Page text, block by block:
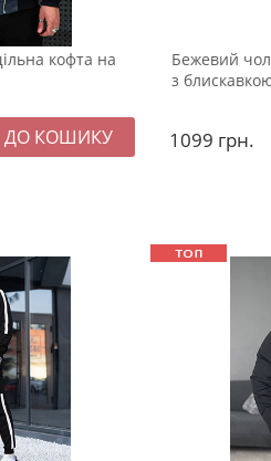
кофта на
Бежевий
з
1099 грн.